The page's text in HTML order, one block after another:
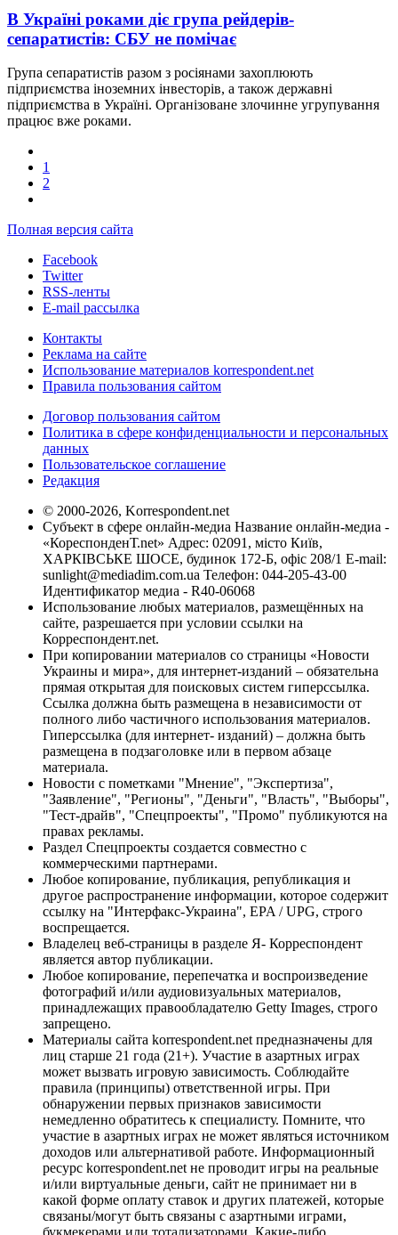
В Україні роками діє група рейдерів-
сепаратистів: СБУ не помічає
Група сепаратистів разом з росіянами захоплюють
підприємства іноземних інвесторів, а також державні
підприємства в Україні. Організоване злочинне угрупування
працює вже роками.
1
2
Полная версия сайта
Facebook
Twitter
RSS-ленты
E-mail рассылка
Контакты
Реклама на сайте
Использование материалов korrespondent.net
Правила пользования сайтом
Договор пользования сайтом
Политика в сфере конфиденциальности и персональных
данных
Пользовательское соглашение
Редакция
© 2000-2026, Korrespondent.net
Субъект в сфере онлайн-медиа Название онлайн-медиа -
«КореспонденТ.net» Адрес: 02091, місто Київ,
ХАРКІВСЬКЕ ШОСЕ, будинок 172-Б, офіс 208/1 E-mail:
sunlight@mediadim.com.ua Телефон: 044-205-43-00
Идентификатор медиа - R40-06068
Использование любых материалов, размещённых на
сайте, разрешается при условии ссылки на
Корреспондент.net.
При копировании материалов со страницы «Новости
Украины и мира», для интернет-изданий – обязательна
прямая открытая для поисковых систем гиперссылка.
Ссылка должна быть размещена в независимости от
полного либо частичного использования материалов.
Гиперссылка (для интернет- изданий) – должна быть
размещена в подзаголовке или в первом абзаце
материала.
Новости с пометками "Мнение", "Экспертиза",
"Заявление", "Регионы", "Деньги", "Власть", "Выборы",
"Тест-драйв", "Спецпроекты", "Промо" публикуются на
правах рекламы.
Раздел Спецпроекты создается совместно с
коммерческими партнерами.
Любое копирование, публикация, републикация и
другое распространение информации, которое содержит
ссылку на "Интерфакс-Украина", EPA / UPG, строго
воспрещается.
Владелец веб-страницы в разделе Я- Корреспондент
является автор публикации.
Любое копирование, перепечатка и воспроизведение
фотографий и/или аудиовизуальных материалов,
принадлежащих правообладателю Getty Images, строго
запрещено.
Материалы сайта korrespondent.net предназначены для
лиц старше 21 года (21+). Участие в азартных играх
может вызвать игровую зависимость. Соблюдайте
правила (принципы) ответственной игры. При
обнаружении первых признаков зависимости
немедленно обратитесь к специалисту. Помните, что
участие в азартных играх не может являться источником
доходов или альтернативой работе. Информационный
ресурс korrespondent.net не проводит игры на реальные
и/или виртуальные деньги, сайт не принимает ни в
какой форме оплату ставок и других платежей, которые
связаны/могут быть связаны с азартными играми,